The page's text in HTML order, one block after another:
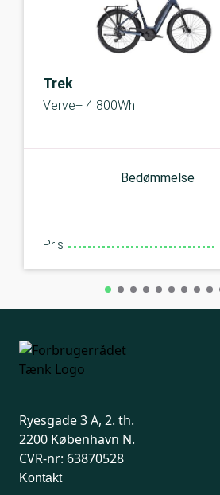
Trek
Verve+ 4 800Wh
Bedømmelse
Pris
Ryesgade 3 A, 2. th.
2200 København N.
CVR-nr: 63870528
Kontakt